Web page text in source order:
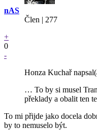
nAS
Člen | 277
+
0
-
Honza Kuchař
… To by si musel
překlady a obalit ten
To mi přijde jako docela
by to nemuselo být.